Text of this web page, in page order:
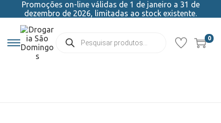
Promoções on-line válidas de 1 de janeiro a 31 de
dezembro de 2026, limitadas ao stock existente.
0